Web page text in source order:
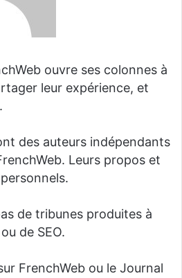
ouvre ses colonnes à
leur expérience, et
des auteurs indépendants
Leurs propos et
de tribunes produites à
de SEO.
FrenchWeb ou le Journal